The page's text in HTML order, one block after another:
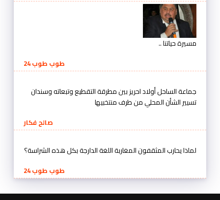
مسيرة حياتنا ..
طوب طوب 24
جماعة الساحل أولاد احريز بين مطرقة التقطيع وتبعاته وسندان
تسيير الشأن المحلي من طرف منتخبيها
صالح فكار
لماذا يحارب المثقفون المغاربة اللغة الدارجة بكل هذه الشراسة؟
طوب طوب 24